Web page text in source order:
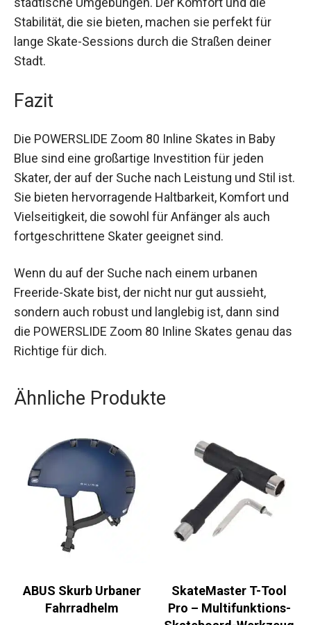
Stabilität, die sie bieten, machen sie perfekt für
lange Skate-Sessions durch die Straßen deiner
Stadt.
Blue sind eine großartige Investition für jeden
Skater, der auf der Suche nach Leistung und Stil
ist. Sie bieten hervorragende Haltbarkeit, Komfort
und Vielseitigkeit, die sowohl für Anfänger als
auch fortgeschrittene Skater geeignet sind.
Freeride-Skate bist, der nicht nur gut aussieht,
sondern auch robust und langlebig ist, dann sind
die POWERSLIDE Zoom 80 Inline Skates genau
das Richtige für dich.
Ähnliche Produkte
Fahrradhelm
Pro – Multifunktions-
Skateboard-Werkzeug